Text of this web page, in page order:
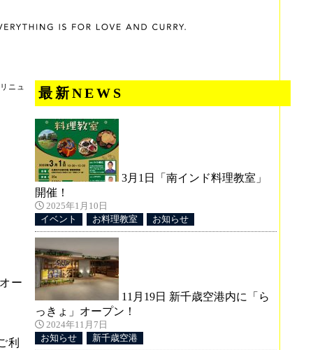
ニュ
ー
利
最新NEWS
3月1日「南インド料理教室」
開催！
2025年1月10日
イベント
お料理教室 お知らせ
11月19日 新千歳空港内に「ら
っきょ」オープン！
2024年11月7日
お知らせ
新千歳空港